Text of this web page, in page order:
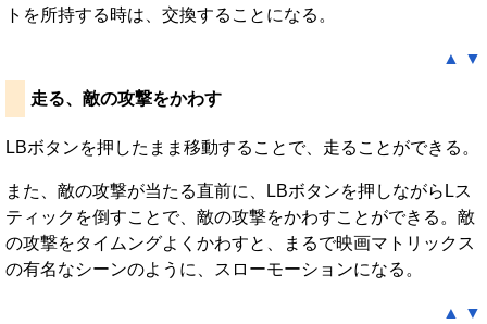
トを所持する時は、交換することになる。
▲ ▼
走る、敵の攻撃をかわす
LBボタンを押したまま移動することで、走ることができる。
また、敵の攻撃が当たる直前に、LBボタンを押しながらLス
ティックを倒すことで、敵の攻撃をかわすことができる。敵
の攻撃をタイムングよくかわすと、まるで映画マトリックス
の有名なシーンのように、スローモーションになる。
▲ ▼